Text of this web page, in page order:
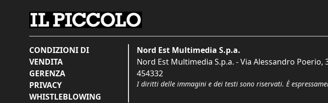
CONDIZIONI DI
VENDITA
GERENZA
PRIVACY
WHISTLEBLOWING
Nord Est Multimedia S.p.a.
Nord Est Multimedia S.p.a. - Via Alessandro Poerio,
454332
I diritti delle immagini e dei testi sono riservati. È